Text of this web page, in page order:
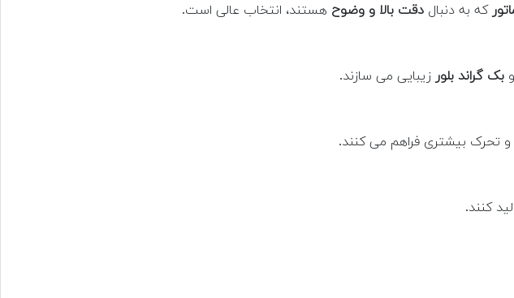
که به دنبال دقت بالا و وضوح هستند، انتخاب عالی است.
بک گراند بلور زیبایی می سازند.
و تحرک بیشتری فراهم می کنند.
کنند.